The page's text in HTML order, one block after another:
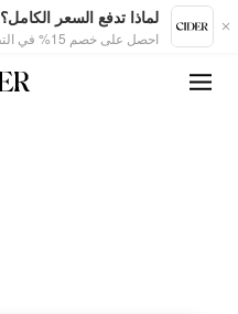
لماذا تدفع السعر الكامل؟
احصل على خصم 15% في التطبيق